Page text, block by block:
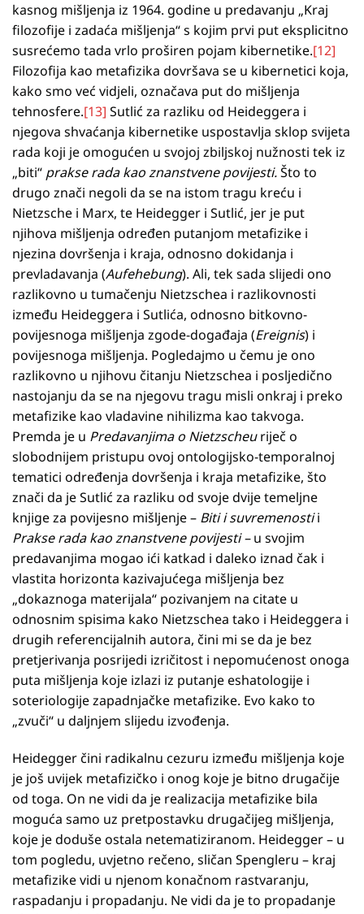
kasnog mišljenja iz 1964. godine u predavanju „Kraj
filozofije i zadaća mišljenja“ s kojim prvi put eksplicitno
susrećemo tada vrlo proširen pojam kibernetike.[12]
Filozofija kao metafizika dovršava se u kibernetici koja,
kako smo već vidjeli, označava put do mišljenja
tehnosfere.[13] Sutlić za razliku od Heideggera i
njegova shvaćanja kibernetike uspostavlja sklop svijeta
rada koji je omogućen u svojoj zbiljskoj nužnosti tek iz
„biti“ prakse rada kao znanstvene povijesti.Što to
drugo znači negoli da se na istom tragu kreću i
Nietzsche i Marx, te Heidegger i Sutlić, jer je put
njihova mišljenja određen putanjom metafizike i
njezina dovršenja i kraja, odnosno dokidanja i
prevladavanja (Aufehebung). Ali, tek sada slijedi ono
razlikovno u tumačenju Nietzschea i razlikovnosti
između Heideggera i Sutlića, odnosno bitkovno-
povijesnoga mišljenja zgode-događaja (Ereignis) i
povijesnoga mišljenja. Pogledajmo u čemu je ono
razlikovno u njihovu čitanju Nietzschea i posljedično
nastojanju da se na njegovu tragu misli onkraj i preko
metafizike kao vladavine nihilizma kao takvoga.
Premda je u Predavanjima o Nietzscheuriječ o
slobodnijem pristupu ovoj ontologijsko-temporalnoj
tematici određenja dovršenja i kraja metafizike, što
znači da je Sutlić za razliku od svoje dvije temeljne
knjige za povijesno mišljenje – Biti i suvremenostii
Prakse rada kao znanstvene povijesti –u svojim
predavanjima mogao ići katkad i daleko iznad čak i
vlastita horizonta kazivajućega mišljenja bez
„dokaznoga materijala“ pozivanjem na citate u
odnosnim spisima kako Nietzschea tako i Heideggera i
drugih referencijalnih autora, čini mi se da je bez
pretjerivanja posrijedi izričitost i nepomućenost onoga
puta mišljenja koje izlazi iz putanje eshatologije i
soteriologije zapadnjačke metafizike. Evo kako to
„zvuči“ u daljnjem slijedu izvođenja.
Heidegger čini radikalnu cezuru između mišljenja koje
je još uvijek metafizičko i onog koje je bitno drugačije
od toga. On ne vidi da je realizacija metafizike bila
moguća samo uz pretpostavku drugačijeg mišljenja,
koje je doduše ostala netematiziranom. Heidegger – u
tom pogledu, uvjetno rečeno, sličan Spengleru – kraj
metafizike vidi u njenom konačnom rastvaranju,
raspadanju i propadanju. Ne vidi da je to propadanje